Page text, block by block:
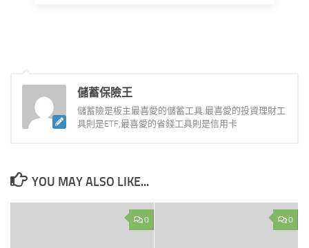
儲蓄保險王
儲蓄險是板主最喜愛的儲蓄工具,最喜愛的投資理財工
具則是ETF,最喜愛的省錢工具則是信用卡
YOU MAY ALSO LIKE...
0 0